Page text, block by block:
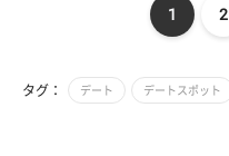
1 2
タグ： デート デートスポット